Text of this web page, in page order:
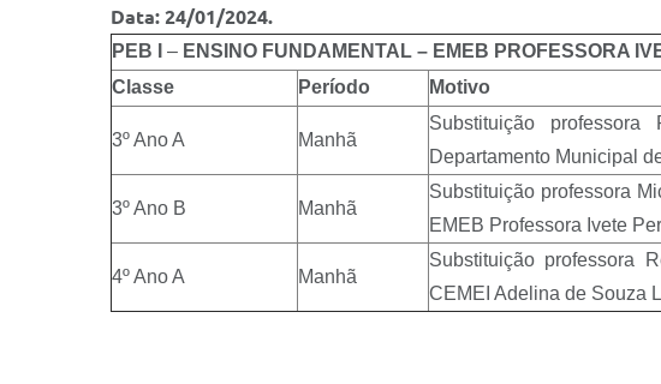
Data: 24/01/2024.
PEB I – ENSINO FUNDAMENTAL – EMEB PROFESSORA
Classe
Período Motivo
3º Ano A Manhã
Substituição
Departamento Municipal
3º Ano B Manhã
Substituição professora
EMEB Professora Ivete
4º Ano A Manhã
Substituição professora
CEMEI Adelina de Souza